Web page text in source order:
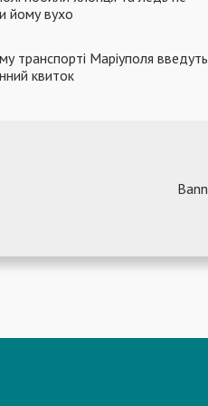
йому вухо
транспорті Маріуполя введуть
квиток